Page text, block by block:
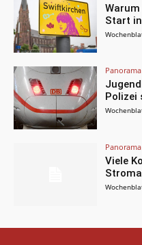
Start
Panorama
Polizei
Panorama
Viele